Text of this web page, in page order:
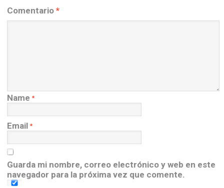
Comentario *
Name *
Email *
Guarda mi nombre, correo electrónico y web en este
navegador para la próxima vez que comente.